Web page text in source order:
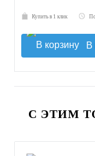
Купить в 1 клик
В
С ЭТИМ